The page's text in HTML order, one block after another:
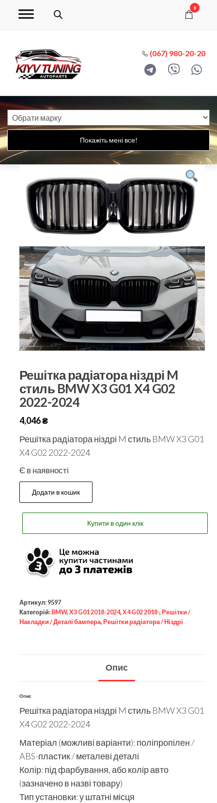
0
(067) 980-20-20
Покажіть мені все!
Решітка радіатора ніздрі M
стиль BMW X3 G01 X4 G02
2022-2024
4,046₴
Решітка радіатора ніздрі M стиль BMW X3 G01
X4 G02 2022-2024
Є в наявності
Додати в кошик
Купити в один клік
Артикул: 9597
Категорій: BMW, X3 G01 2018-2024, X4 G02 2018-, Решітки /
Накладки / Деталі бампера, Решітки радіатора / Ніздрі
Опис
Опис
Решітка радіатора ніздрі M стиль BMW X3 G01
X4 G02 2022-2024
Матеріал (можливі варіанти): поліпропілен /
ABS-пластик / металеві деталі
Колір: під фарбування, або колір авто
(зазначено в назві товару)
Тип установки: у штатні місця